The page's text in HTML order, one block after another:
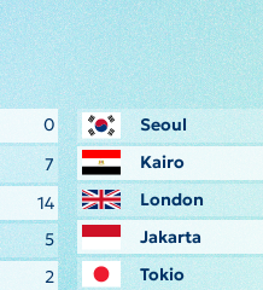
0
7
14
5
2
Seoul
Kairo
London
Jakarta
Tokio